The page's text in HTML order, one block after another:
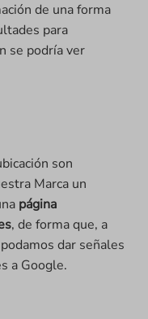
de una forma
para
se podría ver
son
Marca un
página
, de forma que, a
dar señales
a Google.